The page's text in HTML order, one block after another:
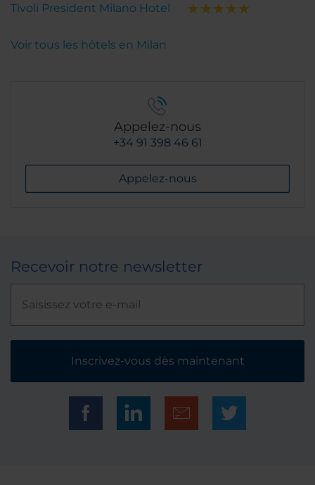
Tivoli President Milano Hotel
Voir tous les hôtels en Milan
Appelez-nous
+34 91 398 46 61
Appelez-nous
Recevoir notre newsletter
Inscrivez-vous dès maintenant